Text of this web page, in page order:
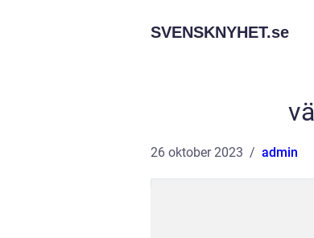
SVENSKNYHET.se
26 oktober 2023 admin